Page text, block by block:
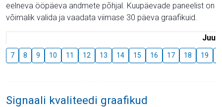
eelneva ööpäeva andmete põhjal. Kuupäevade paneelist on
võimalik valida ja vaadata viimase 30 päeva graafikuid.
Juuli
7 8 9 10 11 12 13 14 15 16 17 18 19
Signaali kvaliteedi graafikud